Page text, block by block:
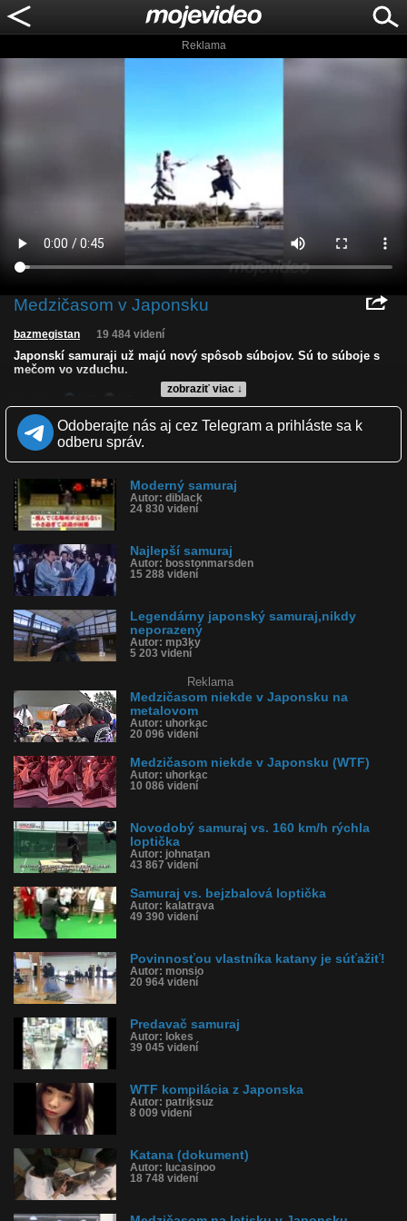
Reklama
Medzičasom v Japonsku
zobraziť viac ↓
bazmegistan 19 484 videní
Japonskí samuraji už majú nový spôsob súbojov. Sú to súboje s
mečom vo vzduchu.
Zverejnené: 27.3.2018 15:32
Páči sa: 61% (33 hlasov)
Obľúbené: 5
Kategória: ľudia
Tagy: samuraj, katana, japonsko, wtf, lietanie, súboj
História sledovanosti videa:
Odoberajte nás aj cez Telegram a prihláste sa k
odberu správ.
Moderný samuraj
Autor: diblack
24 830 videní
Najlepší samuraj
Autor: bosstonmarsden
15 288 videní
Legendárny japonský samuraj,nikdy
neporazený
Autor: mp3ky
5 203 videní
Reklama
Medzičasom niekde v Japonsku na
metalovom
Autor: uhorkac
20 096 videní
Medzičasom niekde v Japonsku (WTF)
Autor: uhorkac
10 086 videní
Novodobý samuraj vs. 160 km/h rýchla
loptička
Autor: johnatan
43 867 videní
Samuraj vs. bejzbalová loptička
Autor: kalatrava
49 390 videní
Povinnosťou vlastníka katany je súťažiť!
Autor: monsio
20 964 videní
Predavač samuraj
Autor: lokes
39 045 videní
WTF kompilácia z Japonska
Autor: patriksuz
8 009 videní
Katana (dokument)
Autor: lucasinoo
18 748 videní